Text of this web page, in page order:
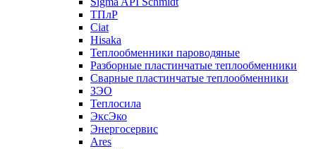
ТПлР
Ciat
Hisaka
Теплообменники пароводяные
Разборные пластинчатые теплообменники
Сварные пластинчатые теплообменники
ЗЭО
Теплосила
ЭксЭко
Энергосервис
Ares